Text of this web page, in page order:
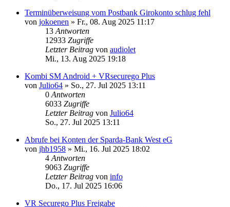
Terminüberweisung vom Postbank Girokonto schlug fehl
von jokoenen » Fr., 08. Aug 2025 11:17
13 Antworten
12933 Zugriffe
Letzter Beitrag von audiolet
Mi., 13. Aug 2025 19:18
Kombi SM Android + VRsecurego Plus
von Julio64 » So., 27. Jul 2025 13:11
0 Antworten
6033 Zugriffe
Letzter Beitrag von Julio64
So., 27. Jul 2025 13:11
Abrufe bei Konten der Sparda-Bank West eG
von jhb1958 » Mi., 16. Jul 2025 18:02
4 Antworten
9063 Zugriffe
Letzter Beitrag von info
Do., 17. Jul 2025 16:06
VR Securego Plus Freigabe